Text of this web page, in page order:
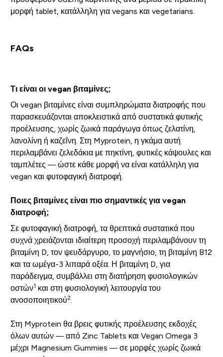
μορφή tablet, κατάλληλη για vegans και vegetarians.
FAQs
Τι είναι οι vegan βιταμίνες;
Οι vegan βιταμίνες είναι συμπληρώματα διατροφής που
παρασκευάζονται αποκλειστικά από συστατικά φυτικής
προέλευσης, χωρίς ζωικά παράγωγα όπως ζελατίνη,
λανολίνη ή καζεΐνη. Στη Myprotein, η γκάμα αυτή
περιλαμβάνει ζελεδάκια με πηκτίνη, φυτικές κάψουλες και
ταμπλέτες — ώστε κάθε μορφή να είναι κατάλληλη για
vegan και φυτοφαγική διατροφή.
Ποιες βιταμίνες είναι πιο σημαντικές για vegan
διατροφή;
Σε φυτοφαγική διατροφή, τα θρεπτικά συστατικά που
συχνά χρειάζονται ιδιαίτερη προσοχή περιλαμβάνουν τη
βιταμίνη D, τον ψευδάργυρο, το μαγνήσιο, τη βιταμίνη B12
και τα ωμέγα-3 λιπαρά οξέα. Η βιταμίνη D, για
παράδειγμα, συμβάλλει στη διατήρηση φυσιολογικών
οστών1 και στη φυσιολογική λειτουργία του
ανοσοποιητικού2.
Στη Myprotein θα βρεις φυτικής προέλευσης εκδοχές
όλων αυτών — από Zinc Tablets και Vegan Omega 3
μέχρι Magnesium Gummies — σε μορφές χωρίς ζωικά